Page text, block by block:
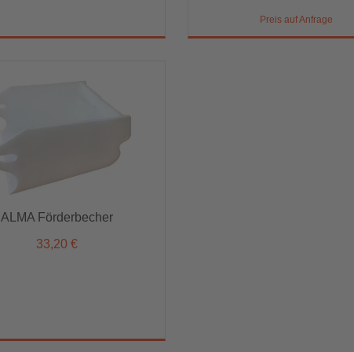
Preis auf Anfrage
ALMA Förderbecher
33,20 €
ALMA Förderbecher
33,20 €